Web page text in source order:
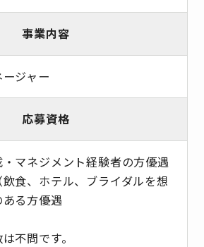
事業内容
ジャー
応募資格
マネジメント経験者の方優遇
食、ホテル、ブライダルを想
る方優遇
不問です。